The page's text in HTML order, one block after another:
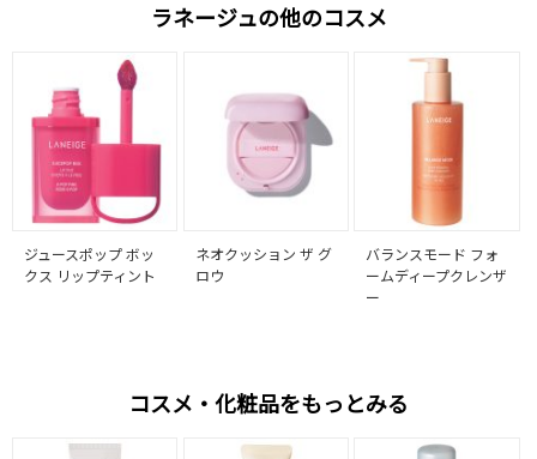
ラネージュの他のコスメ
ジュースポップ ボッ
クス リップティント
ネオクッション ザ グ
ロウ
バランスモード フォ
ームディープクレンザ
ー
コスメ・化粧品をもっとみる